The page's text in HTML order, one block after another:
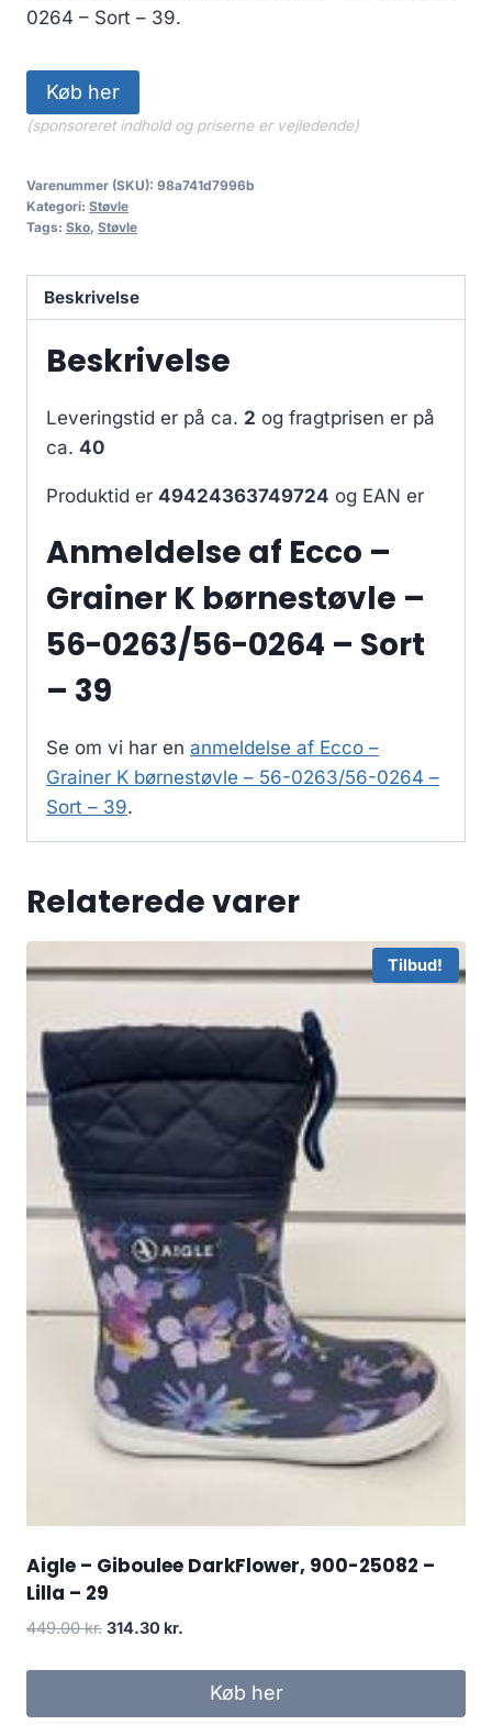
0264 – Sort – 39.
Køb her
(sponsoreret indhold og priserne er vejledende)
Varenummer (SKU): 98a741d7996b
Kategori: Støvle
Tags: Sko, Støvle
Beskrivelse
Beskrivelse
Leveringstid er på ca. 2 og fragtprisen er på
ca. 40
Produktid er 49424363749724 og EAN er
Anmeldelse af Ecco –
Grainer K børnestøvle –
56-0263/56-0264 – Sort
– 39
Se om vi har en anmeldelse af Ecco –
Grainer K børnestøvle – 56-0263/56-0264 –
Sort – 39.
Relaterede varer
Tilbud!
Aigle – Giboulee DarkFlower, 900-25082 –
Lilla – 29
449.00kr. Den
314.30 kr.
Køb her